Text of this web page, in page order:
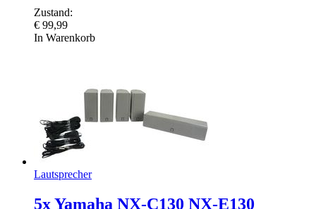
Zustand:
€ 99,99
In Warenkorb
Lautsprecher
5x Yamaha NX-C130 NX-E130